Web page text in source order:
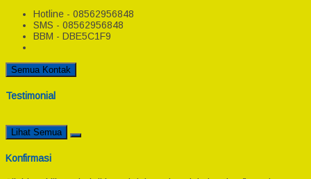
Hotline - 08562956848
SMS - 08562956848
BBM - DBE5C1F9
Semua Kontak
Testimonial
Lihat Semua
Konfirmasi